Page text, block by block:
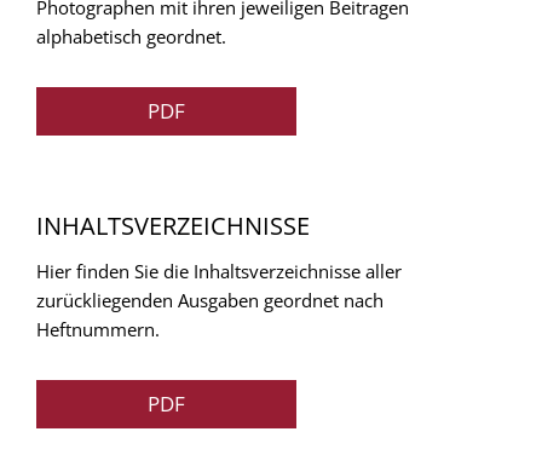
Photographen mit ihren jeweiligen Beitragen
alphabetisch geordnet.
PDF
INHALTSVERZEICHNISSE
Hier finden Sie die Inhaltsverzeichnisse aller
zurückliegenden Ausgaben geordnet nach
Heftnummern.
PDF